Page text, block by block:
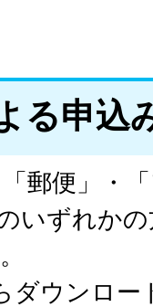
る申込
郵便」・
いずれか
ダウンロー